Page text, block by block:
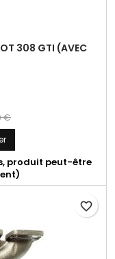
308 GTI (AVEC
€
produit peut-être
favorite_border